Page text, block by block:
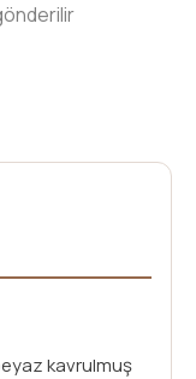
kavrulmuş